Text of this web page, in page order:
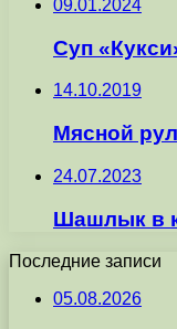
09.01.2024
Суп
14.10.2019
Мясной
24.07.2023
Шашлык в
Последние записи
05.08.2026